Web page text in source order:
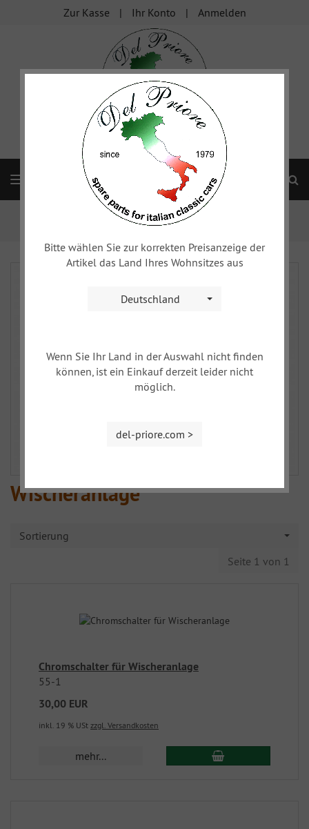
Zur Kasse Ihr Konto Anmelden
FIAT Topolino
Elektrische Anlage
Wischeranlage
Sortierung
Seite 1 von 1
Chromschalter für Wischeranlage
55-1
30,00 EUR
inkl. 19 % USt zzgl. Versandkosten
mehr...
Bitte wählen Sie zur korrekten Preisanzeige der
Artikel das Land Ihres Wohnsitzes aus
Deutschland
Wenn Sie Ihr Land in der Auswahl nicht finden
können, ist ein Einkauf derzeit leider nicht
möglich.
del-priore.com >